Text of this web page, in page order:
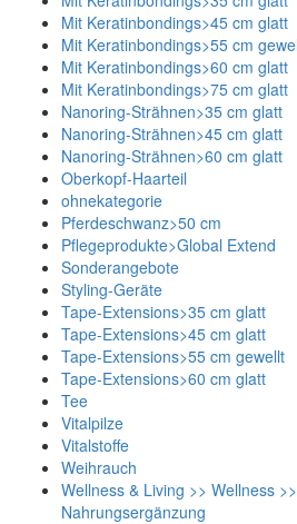
Mit Keratinbondings>45 cm glatt
Mit Keratinbondings>55 cm
Mit Keratinbondings>60 cm glatt
Mit Keratinbondings>75 cm glatt
Nanoring-Strähnen>35 cm glatt
Nanoring-Strähnen>45 cm glatt
Nanoring-Strähnen>60 cm glatt
Oberkopf-Haarteil
ohnekategorie
Pferdeschwanz>50 cm
Pflegeprodukte>Global Extend
Sonderangebote
Styling-Geräte
Tape-Extensions>35 cm glatt
Tape-Extensions>45 cm glatt
Tape-Extensions>55 cm gewellt
Tape-Extensions>60 cm glatt
Tee
Vitalpilze
Vitalstoffe
Weihrauch
Wellness & Living >> Wellness
Nahrungsergänzung